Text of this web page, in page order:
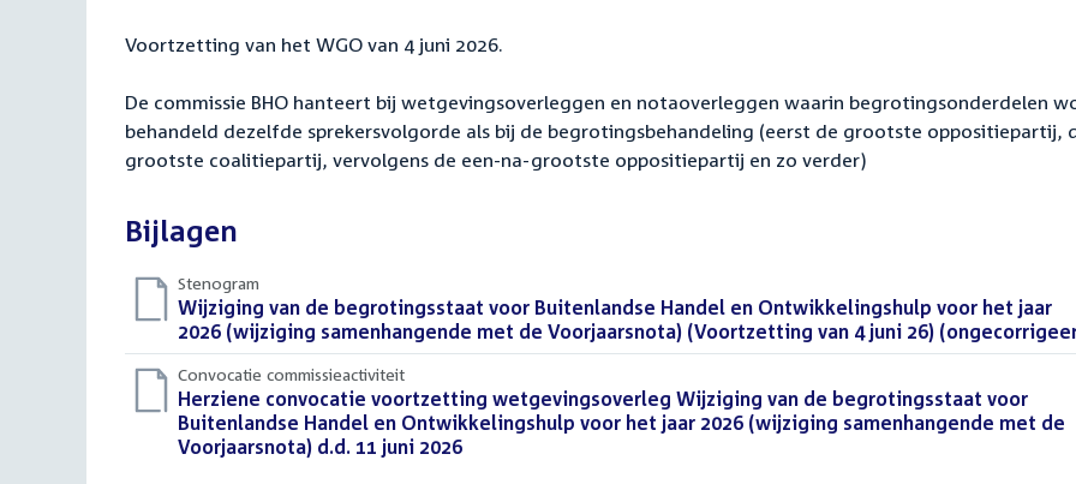
Voortzetting van het WGO van 4 juni 2026.
De commissie BHO hanteert bij wetgevingsoverleggen en notaoverleggen waarin begrotingsonderdelen
behandeld dezelfde sprekersvolgorde als bij de begrotingsbehandeling (eerst de grootste oppositiepartij,
grootste coalitiepartij, vervolgens de een-na-grootste oppositiepartij en zo verder)
Bijlagen
Stenogram
Download
bestand:
Wijziging van de begrotingsstaat voor Buitenlandse Handel en Ontwikkelingshulp voor het jaar
2026 (wijziging samenhangende met de Voorjaarsnota) (Voortzetting van 4 juni 26)
Convocatie commissieactiviteit
Download
bestand:
Herziene convocatie voortzetting wetgevingsoverleg Wijziging van de begrotingsstaat voor
Buitenlandse Handel en Ontwikkelingshulp voor het jaar 2026 (wijziging samenhangende met de
Voorjaarsnota) d.d. 11 juni 2026